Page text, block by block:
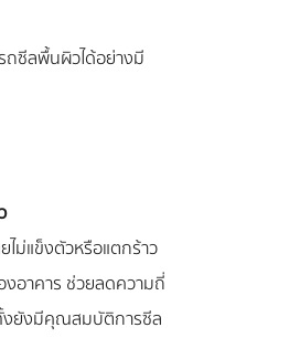
ถซีลพื้นผิวได้อย่างมี
ม่แข็งตัวหรือแตกร้าว
งอาคาร ช่วยลดความถี่
งยังมีคุณสมบัติการซีล